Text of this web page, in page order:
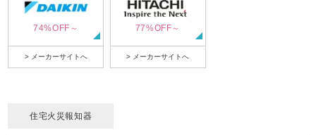
74%OFF～
> メーカーサイトへ
77%OFF～
> メーカーサイトへ
住宅火災報知器